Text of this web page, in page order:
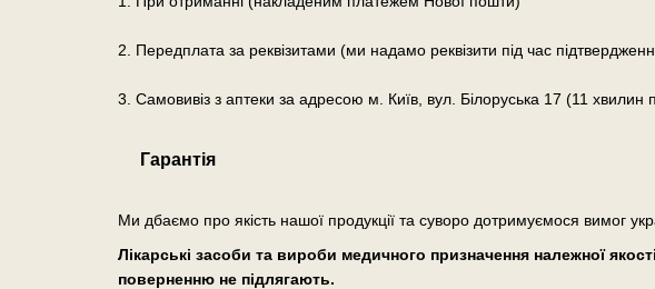
2. Передплата за реквізитами (ми надамо реквізити під час
3. Самовивіз з аптеки за адресою м. Київ, вул. Білоруська 17 (11 хвилин
Гарантія
Ми дбаємо про якість нашої продукції та суворо дотримуємося вимог
Лікарські засоби та вироби медичного призначення належної
поверненню не підлягають.